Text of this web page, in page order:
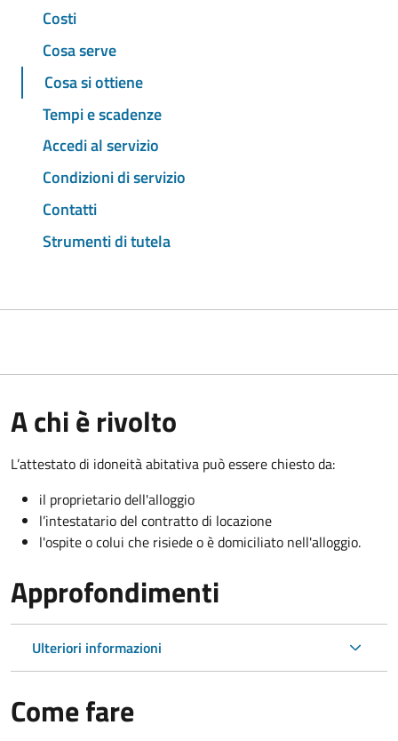
Costi
Cosa serve
Cosa si ottiene
Tempi e scadenze
Accedi al servizio
Condizioni di servizio
Contatti
Strumenti di tutela
A chi è rivolto
L’attestato di idoneità abitativa può essere chiesto da:
il proprietario dell'alloggio
l’intestatario del contratto di locazione
l'ospite o colui che risiede o è domiciliato nell'alloggio.
Approfondimenti
Ulteriori informazioni
Come fare